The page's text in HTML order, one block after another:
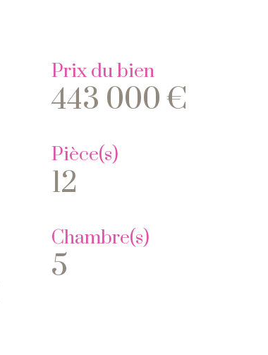
Prix du bien
443 000 €
Pièce(s)
12
Chambre(s)
5